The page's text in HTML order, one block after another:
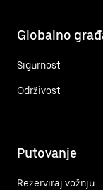
Globalno
Sigurnost
Održivost
Putovanje
Rezerviraj vožnju